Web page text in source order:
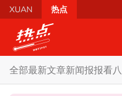
Skip to main content
XUAN 热点
全部最新文章新闻报报看